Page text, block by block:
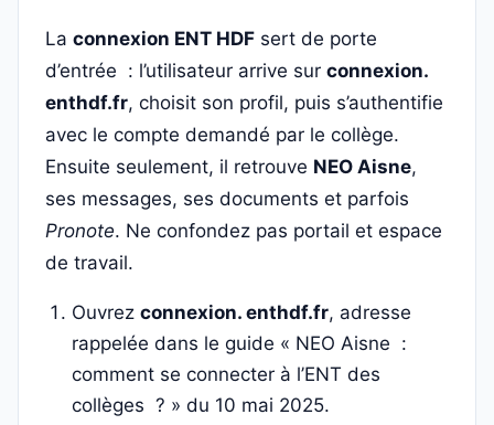
La connexion ENT HDF sert de porte
d’entrée : l’utilisateur arrive sur connexion.
enthdf.fr, choisit son profil, puis s’authentifie
avec le compte demandé par le collège.
Ensuite seulement, il retrouve NEO Aisne,
ses messages, ses documents et parfois
Pronote. Ne confondez pas portail et espace
de travail.
Ouvrez connexion. enthdf.fr, adresse
rappelée dans le guide « NEO Aisne :
comment se connecter à l’ENT des
collèges ? » du 10 mai 2025.